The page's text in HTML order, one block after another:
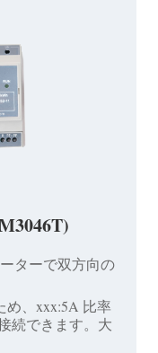
ターで双方向の
め、xxx:5A 比率
続できます。大